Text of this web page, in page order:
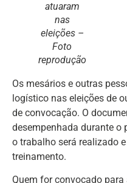
atuaram
nas
eleições –
Foto
reprodução
Os mesários e outras
logístico nas eleições de
de convocação. O
desempenhada durante o
o trabalho será realizado
treinamento.
Quem for convocado